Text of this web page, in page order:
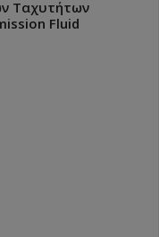
Ταχυτήτων
Fluid